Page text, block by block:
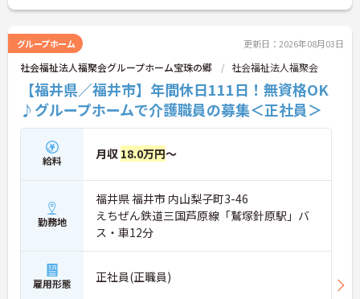
グループホーム 更新日：2026年08月03日
社会福祉法人福聚会グループホーム宝珠の郷 社会福祉法人福聚会
【福井県／福井市】年間休日111日！無資格OK
♪グループホームで介護職員の募集＜正社員＞
給料 月収 18.0万円～
勤務地
福井県 福井市 内山梨子町3-46
えちぜん鉄道三国芦原線「鷲塚針原駅」バ
ス・車12分
雇用形態 正社員(正職員)